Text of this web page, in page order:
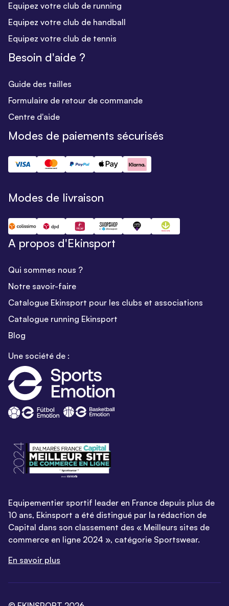
Equipez votre club de running
Equipez votre club de handball
Equipez votre club de tennis
Besoin d'aide ?
Guide des tailles
Formulaire de retour de commande
Centre d'aide
Modes de paiements sécurisés
Modes de livraison
A propos d'Ekinsport
Qui sommes nous ?
Notre savoir-faire
Catalogue Ekinsport pour les clubs et associations
Catalogue running Ekinsport
Blog
Une société de :
Equipementier sportif leader en France depuis plus de
10 ans, Ekinsport a été distingué par la rédaction de
Capital dans son classement des « Meilleurs sites de
commerce en ligne 2024 », catégorie Sportswear.
En savoir plus